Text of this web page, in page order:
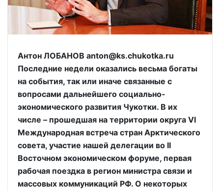
Антон ЛОБАНОВ anton@ks.chukotka.ru
Последние недели оказались весьма богаты
на события, так или иначе связанные с
вопросами дальнейшего социально-
экономического развития Чукотки. В их
числе – прошедшая на территории округа VI
Международная встреча стран Арктического
совета, участие нашей делегации во II
Восточном экономическом форуме, первая
рабочая поездка в регион министра связи и
массовых коммуникаций РФ. О некоторых